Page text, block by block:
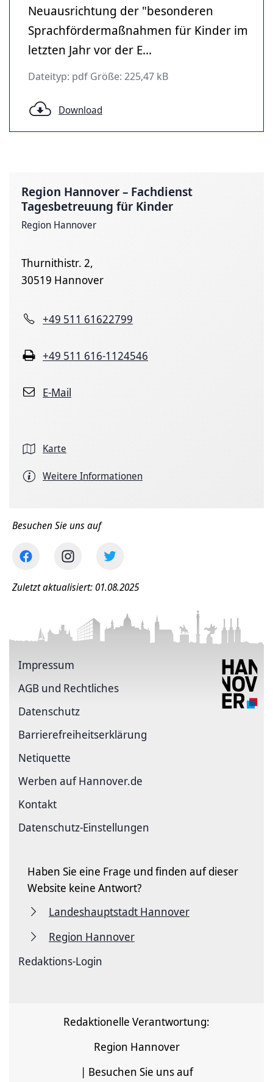
Neuausrichtung der "besonderen
Sprachfördermaßnahmen für Kinder im
letzten Jahr vor der E...
Dateityp: pdf Größe: 225,47 kB
Download
Region Hannover – Fachdienst
Tagesbetreuung für Kinder
Region Hannover
Thurnithistr. 2,
30519 Hannover
+49 511 61622799
+49 511 616-1124546
E-Mail
Karte
Weitere Informationen
Besuchen Sie uns auf
Zuletzt aktualisiert: 01.08.2025
Impressum
AGB und Rechtliches
Datenschutz
Barriere­freiheits­erklärung
Netiquette
Werben auf Hannover.de
Kontakt
Datenschutz-Einstellungen
Haben Sie eine Frage und finden auf dieser
Website keine Antwort?
Landeshauptstadt Hannover
Region Hannover
Redaktions-Login
Redaktionelle Verantwortung:
Region Hannover
| Besuchen Sie uns auf